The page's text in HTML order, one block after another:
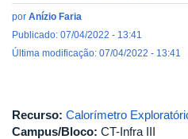
por Anízio Faria
Publicado: 07/04/2022 - 13:41
Última modificação: 07/04/2022 - 13:41
Recurso: Calorímetro
Campus/Bloco: CT-Infra III